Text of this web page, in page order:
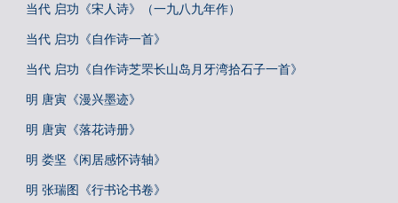
当代 启功《宋人诗》（一九八九年作）
当代 启功《自作诗一首》
当代 启功《自作诗芝罘长山岛月牙湾拾石子一首》
明 唐寅《漫兴墨迹》
明 唐寅《落花诗册》
明 娄坚《闲居感怀诗轴》
明 张瑞图《行书论书卷》